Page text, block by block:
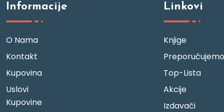
Informacije
O Nama
Kontakt
Kupovina
Uslovi
Kupovine
Linkovi
Knjige
Preporučujemo
Top-Lista
Akcije
Izdavači